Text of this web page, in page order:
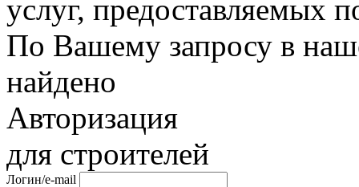
услуг, предоставляемых
По Вашему запросу в
найдено
Авторизация
для строителей
Логин/e-mail